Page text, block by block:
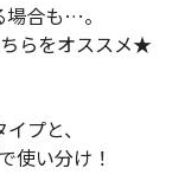
合も…。
らをオススメ★
プと、
使い分け！